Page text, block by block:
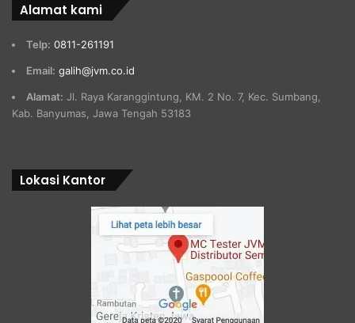
Alamat kami
Telp: 0811-261191
Email: galih@jvm.co.id
Alamat: Jl. Raya Karanggintung, KM. 2 No. 7, Kec. Sumbang,
Kab. Banyumas, Jawa Tengah 53183
Lokasi Kantor